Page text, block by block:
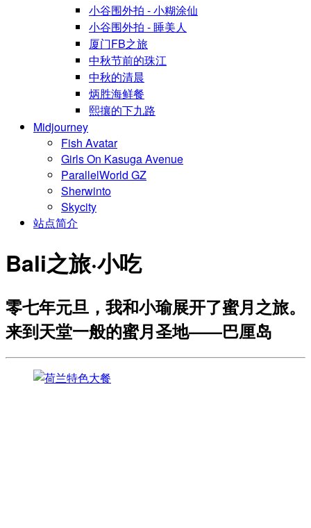
小谷围外拍 - 小糊涂仙
小谷围外拍 - 睡美人
厦门FB之旅
中秋节前的珠江
中秋的清晨
炳胜海鲜餐
熙攘的下九路
Midjourney
Fish Avatar
Girls On Kasuga Avenue
ParallelWorld GZ
Sherwinto
Skycity
站点简介
Bali之旅·小吃
零七年元旦，我和小瑜展开了蜜月之旅。
来到天堂一般的蜜月圣地——巴厘岛